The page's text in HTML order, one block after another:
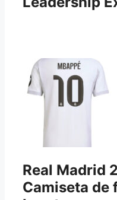
Real Madrid
Camiseta de